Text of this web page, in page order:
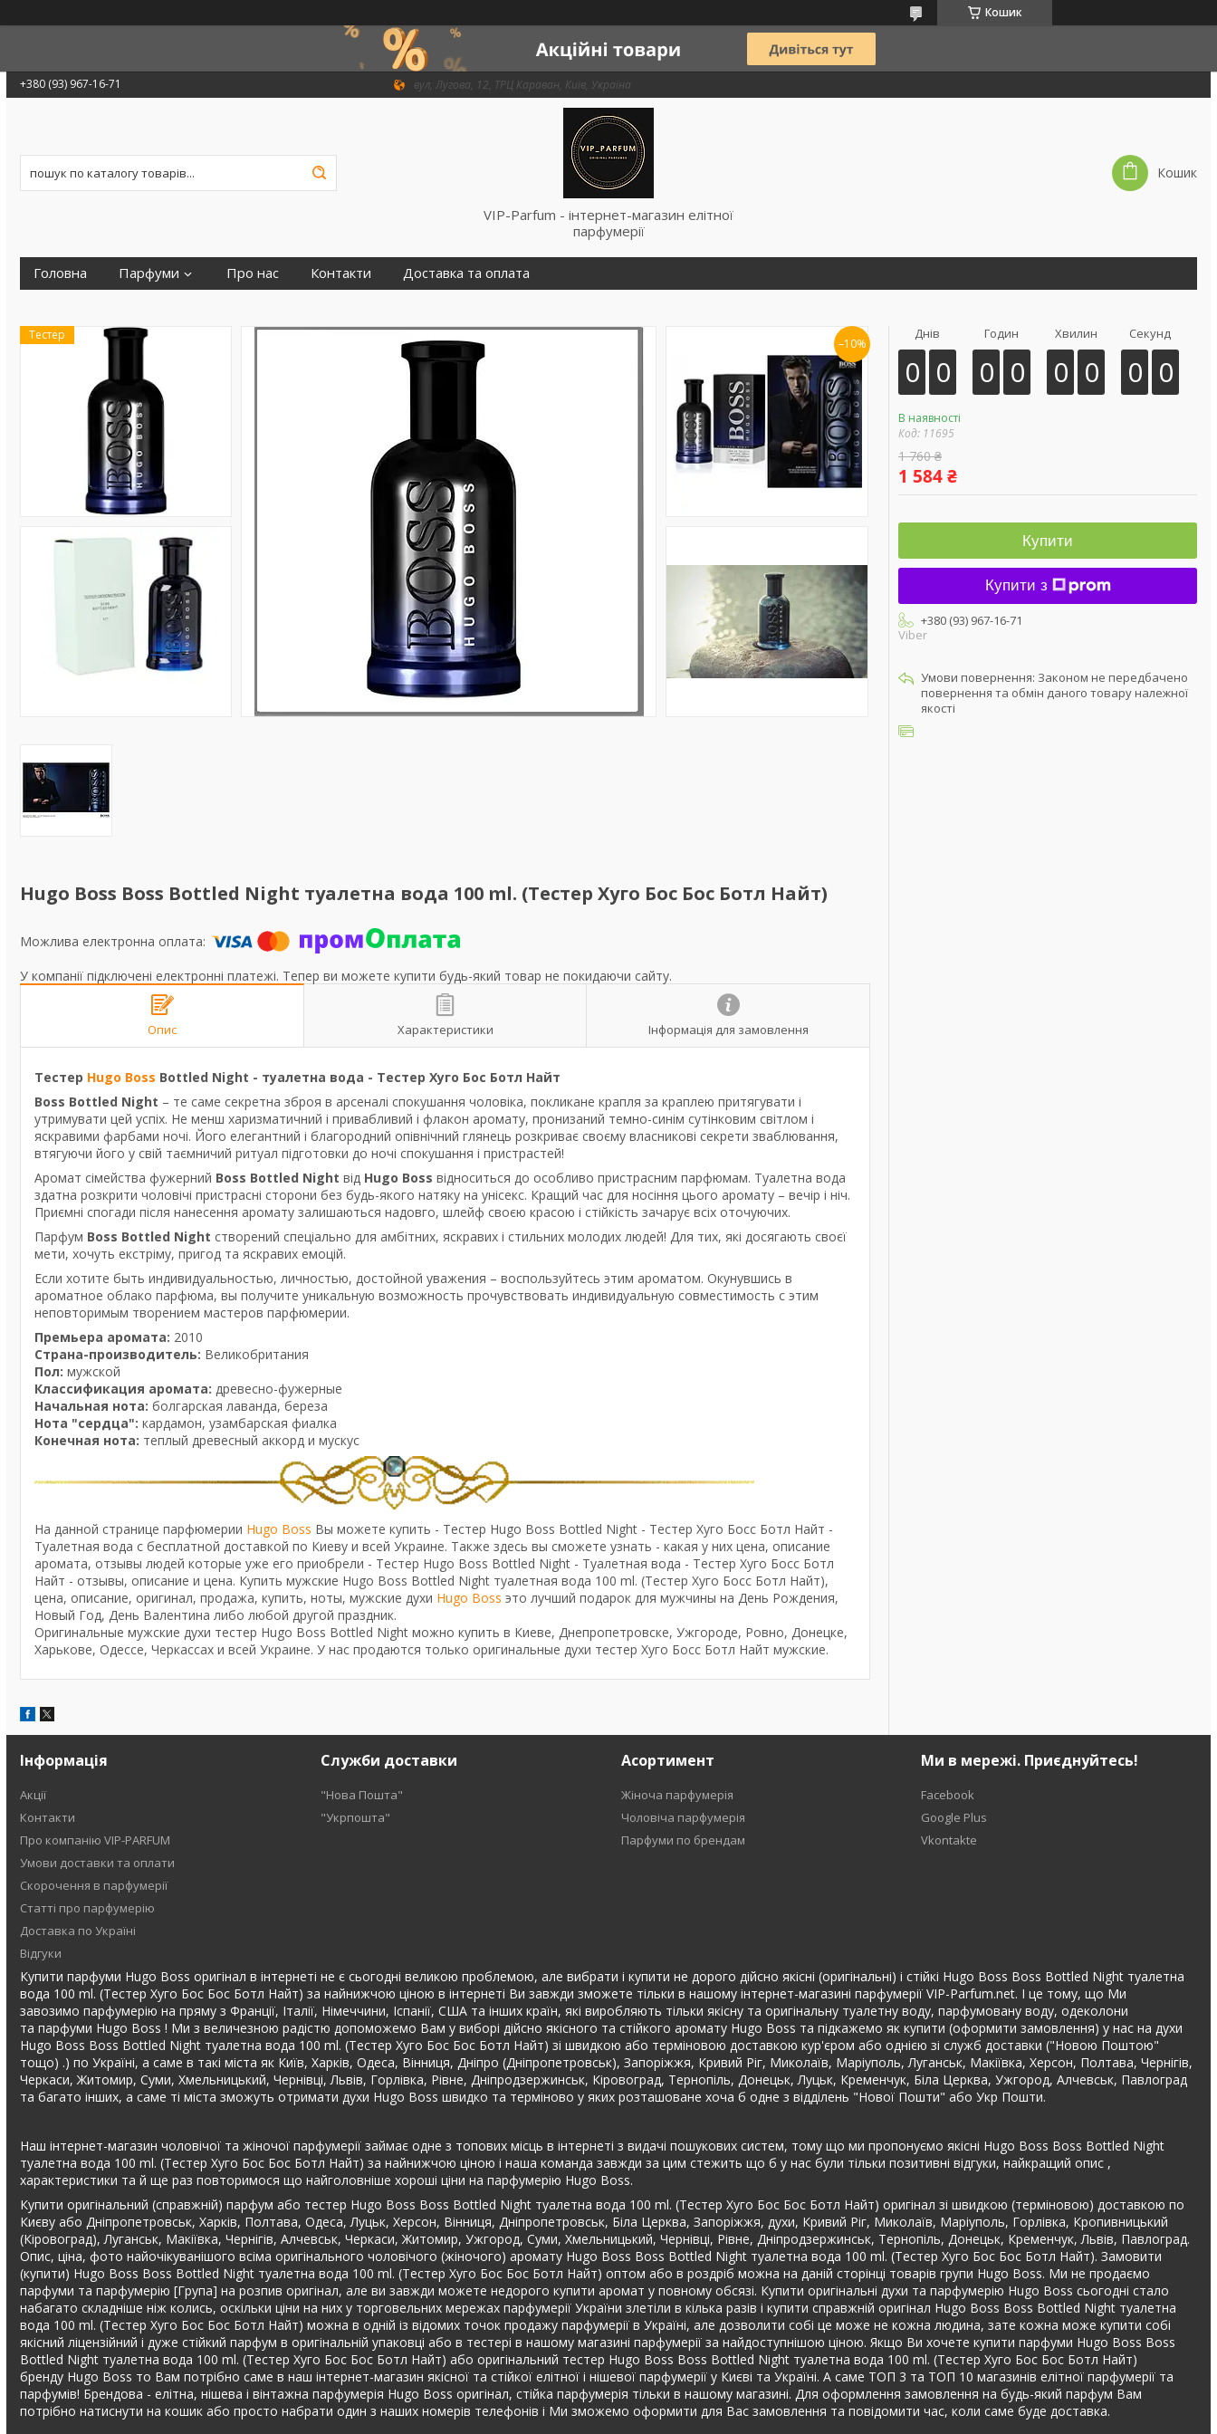
Кошик
+380 (93) 967-16-71 вул, Лугова, 12, ТРЦ Караван, Київ, Україна
VIP-Parfum - інтернет-магазин елітної
парфумерії
Кошик
Головна Парфуми Про нас Контакти Доставка та оплата
Тестер
–10%
Hugo Boss Boss Bottled Night туалетна вода 100 ml. (Тестер Хуго Бос Бос Ботл Найт)
У компанії підключені електронні платежі. Тепер ви можете купити будь-який товар не покидаючи сайту.
Опис Характеристики Інформація для замовлення
Тестер Hugo Boss Bottled Night - туалетна вода - Тестер Хуго Бос Ботл Найт
Boss Bottled Night – те саме секретна зброя в арсеналі спокушання чоловіка, покликане крапля за краплею притягувати і
утримувати цей успіх. Не менш харизматичний і привабливий і флакон аромату, пронизаний темно-синім сутінковим світлом і
яскравими фарбами ночі. Його елегантний і благородний опівнічний глянець розкриває своєму власникові секрети зваблювання,
втягуючи його у свій таємничий ритуал підготовки до ночі спокушання і пристрастей!
Аромат сімейства фужерний Boss Bottled Night від Hugo Boss відноситься до особливо пристрасним парфюмам. Туалетна вода
здатна розкрити чоловічі пристрасні сторони без будь-якого натяку на унісекс. Кращий час для носіння цього аромату – вечір і ніч.
Приємні спогади після нанесення аромату залишаються надовго, шлейф своєю красою і стійкість зачарує всіх оточуючих.
Парфум Boss Bottled Night створений спеціально для амбітних, яскравих і стильних молодих людей! Для тих, які досягають своєї
мети, хочуть екстріму, пригод та яскравих емоцій.
Если хотите быть индивидуальностью, личностью, достойной уважения – воспользуйтесь этим ароматом. Окунувшись в
ароматное облако парфюма, вы получите уникальную возможность прочувствовать индивидуальную совместимость с этим
неповторимым творением мастеров парфюмерии.
Премьера аромата: 2010
Страна-производитель: Великобритания
Пол: мужской
Классификация аромата: древесно-фужерные
Начальная нота: болгарская лаванда, береза
Нота "сердца": кардамон, узамбарская фиалка
Конечная нота: теплый древесный аккорд и мускус
На данной странице парфюмерии Hugo Boss Вы можете купить - Тестер Hugo Boss Bottled Night - Тестер Хуго Босс Ботл Найт -
Туалетная вода с бесплатной доставкой по Киеву и всей Украине. Также здесь вы сможете узнать - какая у них цена, описание
аромата, отзывы людей которые уже его приобрели - Тестер Hugo Boss Bottled Night - Туалетная вода - Тестер Хуго Босс Ботл
Найт - отзывы, описание и цена. Купить мужские Hugo Boss Bottled Night туалетная вода 100 ml. (Тестер Хуго Босс Ботл Найт),
цена, описание, оригинал, продажа, купить, ноты, мужские духи Hugo Boss это лучший подарок для мужчины на День Рождения,
Новый Год, День Валентина либо любой другой праздник.
Оригинальные мужские духи тестер Hugo Boss Bottled Night можно купить в Киеве, Днепропетровске, Ужгороде, Ровно, Донецке,
Харькове, Одессе, Черкассах и всей Украине. У нас продаются только оригинальные духи тестер Хуго Босс Ботл Найт мужские.
Днів
0 0
Годин
0 0
Хвилин
0 0
Секунд
0 0
В наявності
Код: 11695
1 760 ₴
1 584 ₴
Купити
Купити з
+380 (93) 967-16-71
Viber
Законом не передбачено
повернення та обмін даного товару належної
якості
Інформація
Акції
Контакти
Про компанію VIP-PARFUM
Умови доставки та оплати
Скорочення в парфумерії
Статті про парфумерію
Доставка по Україні
Відгуки
Служби доставки
"Нова Пошта"
"Укрпошта"
Асортимент
Жіноча парфумерія
Чоловіча парфумерія
Парфуми по брендам
Ми в мережі. Приєднуйтесь!
Facebook
Google Plus
Vkontakte
Купити парфуми Hugo Boss оригінал в інтернеті не є сьогодні великою проблемою, але вибрати і купити не дорого дійсно якісні (оригінальні) і стійкі Hugo Boss Boss Bottled Night туалетна
вода 100 ml. (Тестер Хуго Бос Бос Ботл Найт) за найнижчою ціною в інтернеті Ви завжди зможете тільки в нашому інтернет-магазині парфумерії VIP-Parfum.net. І це тому, що Ми
завозимо парфумерію на пряму з Франції, Італії, Німеччини, Іспанії, США та інших країн, які виробляють тільки якісну та оригінальну туалетну воду, парфумовану воду, одеколони
та парфуми Hugo Boss ! Ми з величезною радістю допоможемо Вам у виборі дійсно якісного та стійкого аромату Hugo Boss та підкажемо як купити (оформити замовлення) у нас на духи
Hugo Boss Boss Bottled Night туалетна вода 100 ml. (Тестер Хуго Бос Бос Ботл Найт) зі швидкою або терміновою доставкою кур'єром або однією зі служб доставки ("Новою Поштою"
тощо) .) по Україні, а саме в такі міста як Київ, Харків, Одеса, Вінниця, Дніпро (Дніпропетровськ), Запоріжжя, Кривий Ріг, Миколаїв, Маріуполь, Луганськ, Макіївка, Херсон, Полтава, Чернігів,
Черкаси, Житомир, Суми, Хмельницький, Чернівці, Львів, Горлівка, Рівне, Дніпродзержинськ, Кіровоград, Тернопіль, Донецьк, Луцьк, Кременчук, Біла Церква, Ужгород, Алчевськ, Павлоград
та багато інших, а саме ті міста зможуть отримати духи Hugo Boss швидко та терміново у яких розташоване хоча б одне з відділень "Нової Пошти" або Укр Пошти.
Наш інтернет-магазин чоловічої та жіночої парфумерії займає одне з топових місць в інтернеті з видачі пошукових систем, тому що ми пропонуємо якісні Hugo Boss Boss Bottled Night
туалетна вода 100 ml. (Тестер Хуго Бос Бос Ботл Найт) за найнижчою ціною і наша команда завжди за цим стежить що б у нас були тільки позитивні відгуки, найкращий опис ,
характеристики та й ще раз повторимося що найголовніше хороші ціни на парфумерію Hugo Boss.
Купити оригінальний (справжній) парфум або тестер Hugo Boss Boss Bottled Night туалетна вода 100 ml. (Тестер Хуго Бос Бос Ботл Найт) оригінал зі швидкою (терміновою) доставкою по
Києву або Дніпропетровськ, Харків, Полтава, Одеса, Луцьк, Херсон, Вінниця, Дніпропетровськ, Біла Церква, Запоріжжя, духи, Кривий Ріг, Миколаїв, Маріуполь, Горлівка, Кропивницький
(Кіровоград), Луганськ, Макіївка, Чернігів, Алчевськ, Черкаси, Житомир, Ужгород, Суми, Хмельницький, Чернівці, Рівне, Дніпродзержинськ, Тернопіль, Донецьк, Кременчук, Львів, Павлоград.
Опис, ціна, фото найочікуванішого всіма оригінального чоловічого (жіночого) аромату Hugo Boss Boss Bottled Night туалетна вода 100 ml. (Тестер Хуго Бос Бос Ботл Найт). Замовити
(купити) Hugo Boss Boss Bottled Night туалетна вода 100 ml. (Тестер Хуго Бос Бос Ботл Найт) оптом або в роздріб можна на даній сторінці товарів групи Hugo Boss. Ми не продаємо
парфуми та парфумерію [Група] на розпив оригінал, але ви завжди можете недорого купити аромат у повному обсязі. Купити оригінальні духи та парфумерію Hugo Boss сьогодні стало
набагато складніше ніж колись, оскільки ціни на них у торговельних мережах парфумерії України злетіли в кілька разів і купити справжній оригінал Hugo Boss Boss Bottled Night туалетна
вода 100 ml. (Тестер Хуго Бос Бос Ботл Найт) можна в одній із відомих точок продажу парфумерії в Україні, але дозволити собі це може не кожна людина, зате кожна може купити собі
якісний ліцензійний і дуже стійкий парфум в оригінальній упаковці або в тестері в нашому магазині парфумерії за найдоступнішою ціною. Якщо Ви хочете купити парфуми Hugo Boss Boss
Bottled Night туалетна вода 100 ml. (Тестер Хуго Бос Бос Ботл Найт) або оригінальний тестер Hugo Boss Boss Bottled Night туалетна вода 100 ml. (Тестер Хуго Бос Бос Ботл Найт)
бренду Hugo Boss то Вам потрібно саме в наш інтернет-магазин якісної та стійкої елітної і нішевої парфумерії у Києві та Україні. А саме ТОП 3 та ТОП 10 магазинів елітної парфумерії та
парфумів! Брендова - елітна, нішева і вінтажна парфумерія Hugo Boss оригінал, стійка парфумерія тільки в нашому магазині. Для оформлення замовлення на будь-який парфум Вам
потрібно натиснути на кошик або просто набрати один з наших номерів телефонів і Ми зможемо оформити для Вас замовлення та повідомити час, коли саме буде доставка.